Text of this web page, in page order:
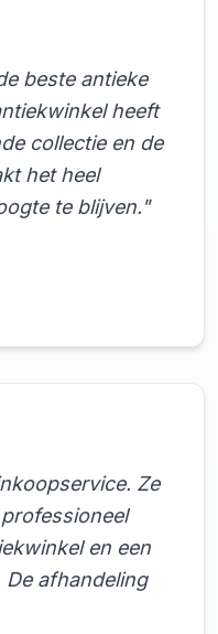
beste antieke
heeft
collectie en de
het heel
te blijven."
Ze
en een
afhandeling